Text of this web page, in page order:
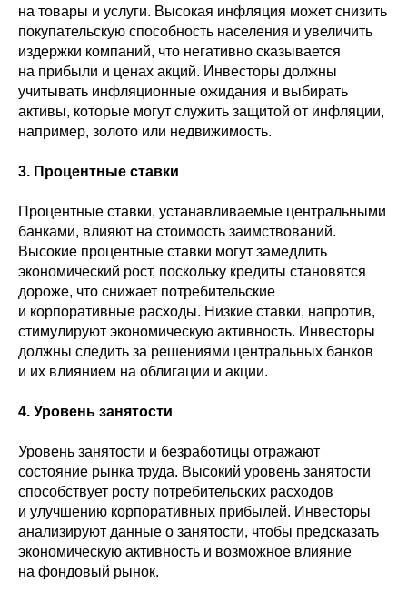
на товары и услуги. Высокая инфляция может снизить
покупательскую способность населения и увеличить
издержки компаний, что негативно сказывается
на прибыли и ценах акций. Инвесторы должны
учитывать инфляционные ожидания и выбирать
активы, которые могут служить защитой от инфляции,
например, золото или недвижимость.
3. Процентные ставки
Процентные ставки, устанавливаемые центральными
банками, влияют на стоимость заимствований.
Высокие процентные ставки могут замедлить
экономический рост, поскольку кредиты становятся
дороже, что снижает потребительские
и корпоративные расходы. Низкие ставки, напротив,
стимулируют экономическую активность. Инвесторы
должны следить за решениями центральных банков
и их влиянием на облигации и акции.
4. Уровень занятости
Уровень занятости и безработицы отражают
состояние рынка труда. Высокий уровень занятости
способствует росту потребительских расходов
и улучшению корпоративных прибылей. Инвесторы
анализируют данные о занятости, чтобы предсказать
экономическую активность и возможное влияние
на фондовый рынок.